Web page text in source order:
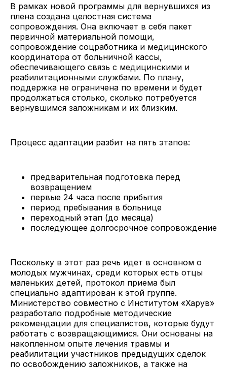
В рамках новой программы для вернувшихся из
плена создана целостная система
сопровождения. Она включает в себя пакет
первичной материальной помощи,
сопровождение соцработника и медицинского
координатора от больничной кассы,
обеспечивающего связь с медицинскими и
реабилитационными службами. По плану,
поддержка не ограничена по времени и будет
продолжаться столько, сколько потребуется
вернувшимся заложникам и их близким.
Процесс адаптации разбит на пять этапов:
предварительная подготовка перед
возвращением
первые 24 часа после прибытия
период пребывания в больнице
переходный этап (до месяца)
последующее долгосрочное сопровождение
Поскольку в этот раз речь идет в основном о
молодых мужчинах, среди которых есть отцы
маленьких детей, протокол приема был
специально адаптирован к этой группе.
Министерство совместно с Институтом «Харув»
разработало подробные методические
рекомендации для специалистов, которые будут
работать с возвращающимися. Они основаны на
накопленном опыте лечения травмы и
реабилитации участников предыдущих сделок
по освобождению заложников, а также на